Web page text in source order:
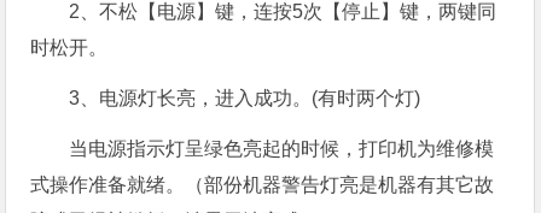
2、不松【电源】键，连按5次【停止】键，两键同
时松开。
3、电源灯长亮，进入成功。(有时两个灯)
当电源指示灯呈绿色亮起的时候，打印机为维修模
式操作准备就绪。（部份机器警告灯亮是机器有其它故